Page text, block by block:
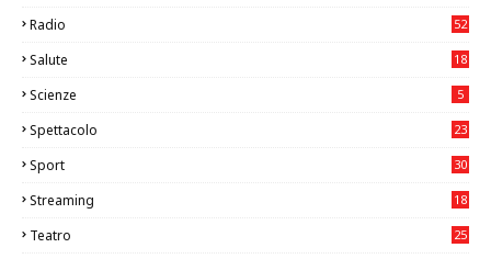
Radio 52
Salute
18
Scienze 5
Spettacolo 23
Sport
30
Streaming 18
Teatro
25